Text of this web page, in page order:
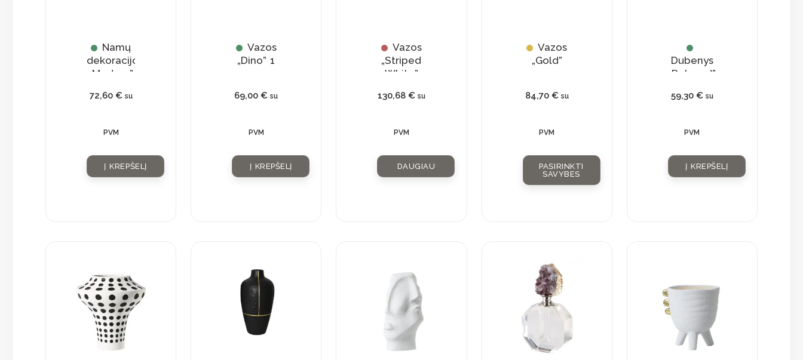
Namų
dekoracijos
„Modern”
72,60 € su
PVM
Į KREPŠELĮ
Vazos
„Dino” 1
69,00€ su
PVM
Į KREPŠELĮ
Vazos
„Striped
White”
130,68 € su
PVM
DAUGIAU
Vazos
„Gold”
84,70 € su
PVM
PASIRINKTI
SAVYBES
the
product
Dubenys
„Relaxed”
59,30 € su
PVM
Į KREPŠELĮ